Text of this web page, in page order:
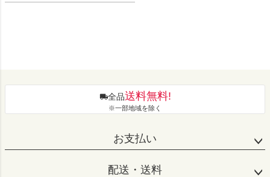
全品送料無料!
※一部地域を除く
お支払い
配送・送料